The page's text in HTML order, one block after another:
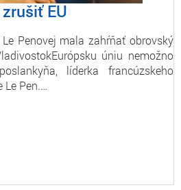
EU
Penovej mala zahŕňať obrovský
úniu nemožno
líderka francúzskeho
Le Pen.…